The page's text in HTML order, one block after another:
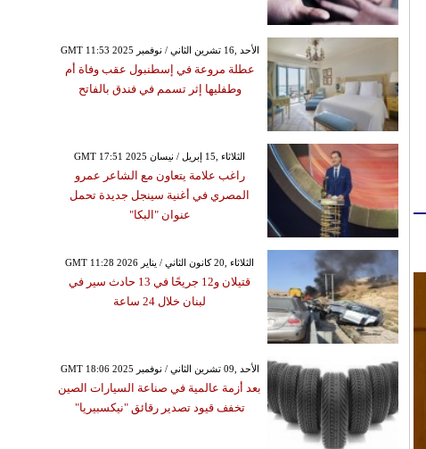
GMT 11:53 2025 الأحد ,16 تشرين الثاني / نوفمبر
عطلة مروعة في إسطنبول عقب وفاة أم
وطفليها إثر تسمم في فندق بالفاتح
GMT 17:51 2025 الثلاثاء ,15 إبريل / نيسان
راغب علامة يتعاون مع الشاعر عمرو
المصري في أغنية سينجل جديدة تحمل
عنوان "البكا"
GMT 11:28 2026 الثلاثاء ,20 كانون الثاني / يناير
قتيلان و12 جريحًا في 13 حادث سير في
لبنان خلال 24 ساعة
GMT 18:06 2025 الأحد ,09 تشرين الثاني / نوفمبر
بعد أزمة عالمية في صناعة السيارات الصين
تخفف قيود تصدير رقائق "نيكسبيريا"